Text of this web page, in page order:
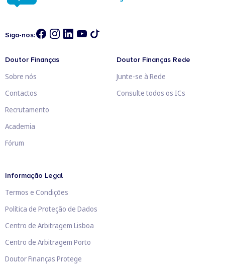
Siga-nos:
Doutor Finanças
Sobre nós
Contactos
Recrutamento
Academia
Fórum
Doutor Finanças Rede
Junte-se à Rede
Consulte todos os ICs
Informação Legal
Termos e Condições
Política de Proteção de Dados
Centro de Arbitragem Lisboa
Centro de Arbitragem Porto
Doutor Finanças Protege